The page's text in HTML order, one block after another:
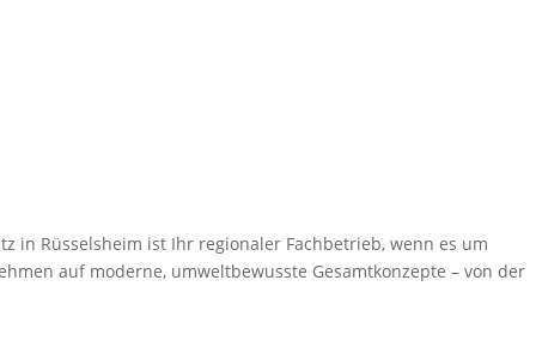
in Rüsselsheim ist Ihr regionaler Fachbetrieb, wenn es um
auf moderne, umweltbewusste Gesamtkonzepte – von der